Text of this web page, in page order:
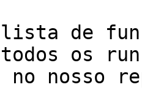
de
os
no nosso